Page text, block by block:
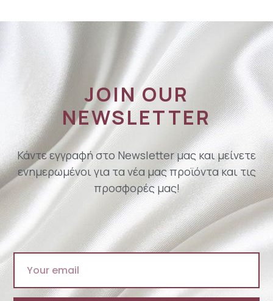
JOIN OUR
NEWSLETTER
Κάντε εγγραφή στο Newsletter μας και μείνετε
ενημερωμένοι για τα νέα μας προϊόντα και τις
προσφορές μας!